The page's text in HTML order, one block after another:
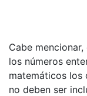
Cabe
los números
matemáticos los
no deben ser